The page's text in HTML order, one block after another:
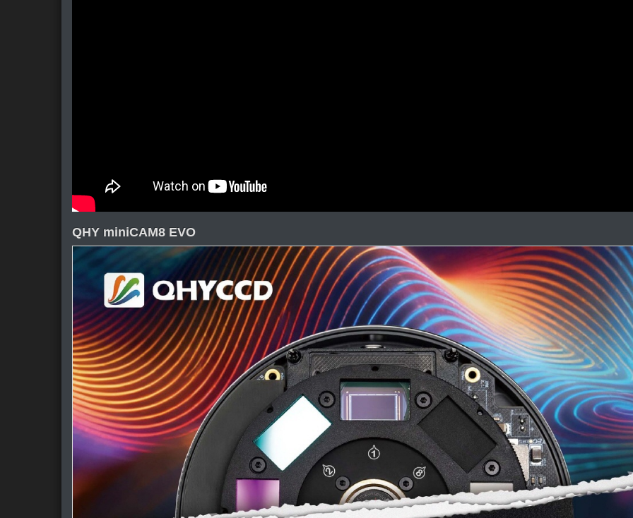
QHY miniCAM8 EVO